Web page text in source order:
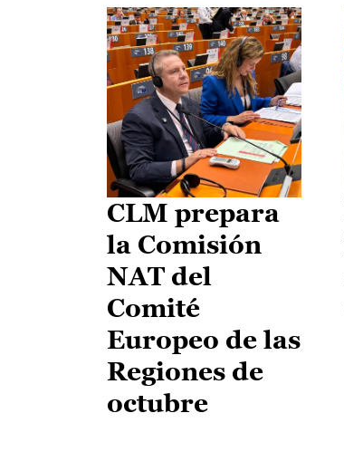
CLM prepara
la Comisión
NAT del
Comité
Europeo de las
Regiones de
octubre